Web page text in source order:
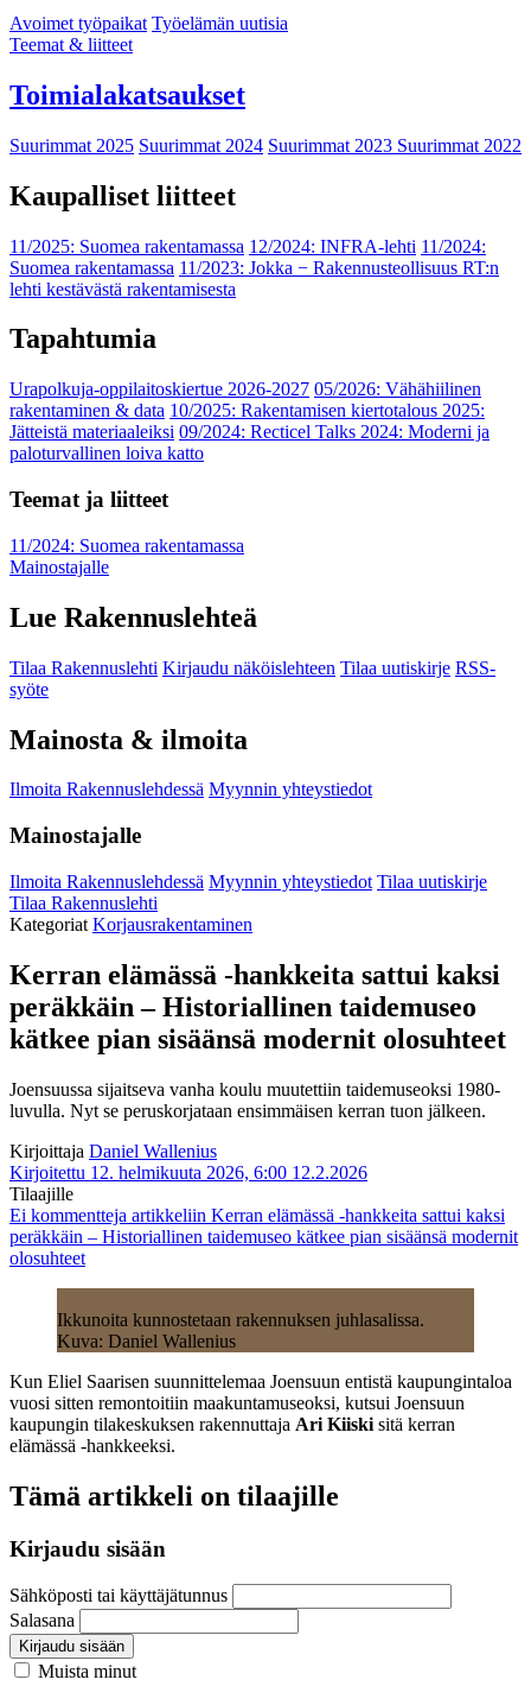
Avoimet työpaikat Työelämän uutisia
Teemat & liitteet
Toimialakatsaukset
Suurimmat 2025 Suurimmat 2024 Suurimmat 2023 Suurimmat 2022
Kaupalliset liitteet
11/2025: Suomea rakentamassa 12/2024: INFRA-lehti 11/2024:
Suomea rakentamassa 11/2023: Jokka − Rakennusteollisuus RT:n
lehti kestävästä rakentamisesta
Tapahtumia
Urapolkuja-oppilaitoskiertue 2026-2027 05/2026: Vähähiilinen
rakentaminen & data 10/2025: Rakentamisen kiertotalous 2025:
Jätteistä materiaaleiksi 09/2024: Recticel Talks 2024: Moderni ja
paloturvallinen loiva katto
Teemat ja liitteet
11/2024: Suomea rakentamassa
Mainostajalle
Lue Rakennuslehteä
Tilaa Rakennuslehti Kirjaudu näköislehteen Tilaa uutiskirje RSS-
syöte
Mainosta & ilmoita
Ilmoita Rakennuslehdessä Myynnin yhteystiedot
Mainostajalle
Ilmoita Rakennuslehdessä Myynnin yhteystiedot Tilaa uutiskirje
Tilaa Rakennuslehti
Kategoriat Korjausrakentaminen
Kerran elämässä -hankkeita sattui kaksi
peräkkäin – Historiallinen taidemuseo
kätkee pian sisäänsä modernit olosuhteet
Joensuussa sijaitseva vanha koulu muutettiin taidemuseoksi 1980-
luvulla. Nyt se peruskorjataan ensimmäisen kerran tuon jälkeen.
Kirjoittaja Daniel Wallenius
Kirjoitettu 12. helmikuuta 2026, 6:00 12.2.2026
Tilaajille
Ei kommentteja artikkeliin Kerran elämässä -hankkeita sattui kaksi
peräkkäin – Historiallinen taidemuseo kätkee pian sisäänsä modernit
olosuhteet
Ikkunoita kunnostetaan rakennuksen juhlasalissa.
Kuva: Daniel Wallenius
Kun Eliel Saarisen suunnittelemaa Joensuun entistä kaupungintaloa
vuosi sitten remontoitiin maakuntamuseoksi, kutsui Joensuun
kaupungin tilakeskuksen rakennuttaja Ari Kiiski sitä kerran
elämässä -hankkeeksi.
Tämä artikkeli on tilaajille
Kirjaudu sisään
Sähköposti tai käyttäjätunnus
Salasana
Kirjaudu sisään
Muista minut